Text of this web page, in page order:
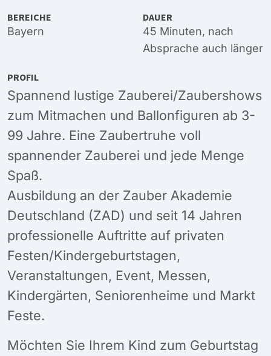
BEREICHE
Bayern
DAUER
45 Minuten, nach
Absprache auch länger
PROFIL
Spannend lustige Zauberei/Zaubershows
zum Mitmachen und Ballonfiguren ab 3-
99 Jahre. Eine Zaubertruhe voll
spannender Zauberei und jede Menge
Spaß.
Ausbildung an der Zauber Akademie
Deutschland (ZAD) und seit 14 Jahren
professionelle Auftritte auf privaten
Festen/Kindergeburtstagen,
Veranstaltungen, Event, Messen,
Kindergärten, Seniorenheime und Markt
Feste.
Möchten Sie Ihrem Kind zum Geburtstag